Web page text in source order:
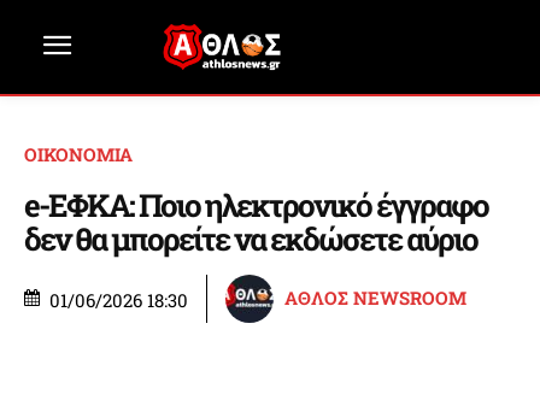
ΟΙΚΟΝΟΜΙΑ
e-ΕΦΚΑ: Ποιο ηλεκτρονικό έγγραφο
δεν θα μπορείτε να εκδώσετε αύριο
01/06/2026 18:30 ΑΘΛΟΣ NEWSROOM